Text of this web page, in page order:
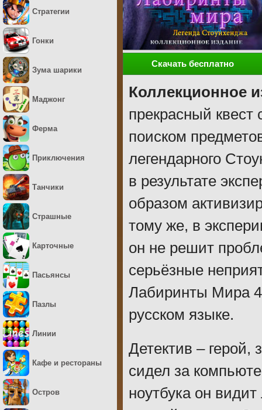
Скачать бесплатно
Коллекционное
прекрасный
поиском
легендарного
в результате
образом
тому же, в
он не решит
серьёзные
Лабиринты Мира
русском языке.
Детектив –
сидел за
ноутбука он
Стратегии
Гонки
Зума шарики
Маджонг
Ферма
Приключения
Танчики
Страшные
Карточные
Пасьянсы
Пазлы
Линии
Кафе и рестораны
Остров